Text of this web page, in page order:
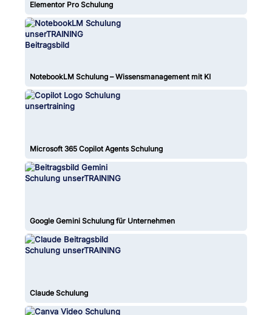
Elementor Pro Schulung
NotebookLM Schulung – Wissensmanagement mit KI
Microsoft 365 Copilot Agents Schulung
Google Gemini Schulung für Unternehmen
Claude Schulung